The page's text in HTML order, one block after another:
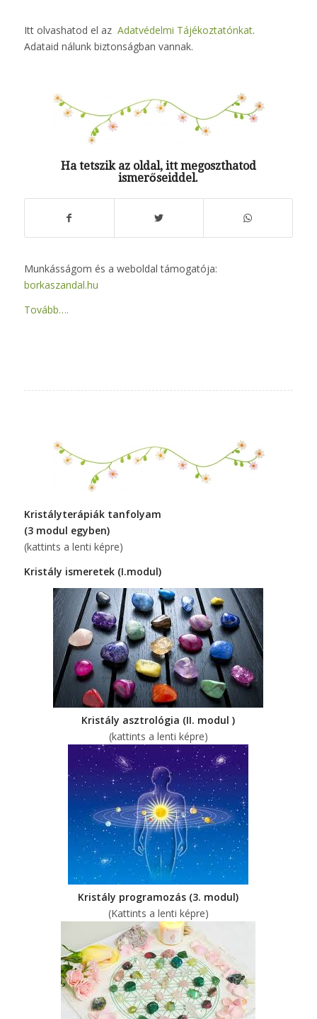
Itt olvashatod el az Adatvédelmi Tájékoztatónkat.
Adataid nálunk biztonságban vannak.
Ha tetszik az oldal, itt megoszthatod
ismerőseiddel.
Munkásságom és a weboldal támogatója:
borkaszandal.hu
Tovább….
Kristályterápiák tanfolyam
(3 modul egyben)
(kattints a lenti képre)
Kristály ismeretek (I.modul)
Kristály asztrológia (II. modul )
(kattints a lenti képre)
Kristály programozás (3. modul)
(Kattints a lenti képre)